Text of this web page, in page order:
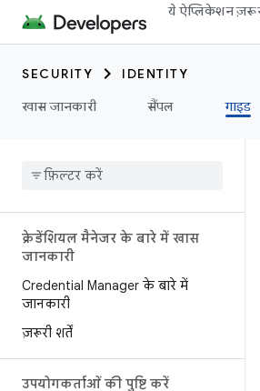
ये ऐप्लिकेशन
SECURITY
IDENTITY
खास जानकारी
सैंपल गाइड
क्रेडेंशियल मैनेजर के बारे में खास
जानकारी
Credential Manager के बारे में
जानकारी
ज़रूरी शर्तें
उपयोगकर्ताओं की पुष्टि करें